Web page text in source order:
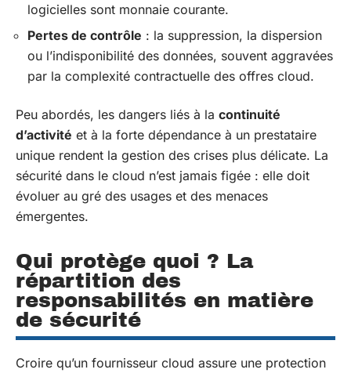
logicielles sont monnaie courante.
Pertes de contrôle : la suppression, la dispersion
ou l’indisponibilité des données, souvent aggravées
par la complexité contractuelle des offres cloud.
Peu abordés, les dangers liés à la continuité
d’activité et à la forte dépendance à un prestataire
unique rendent la gestion des crises plus délicate. La
sécurité dans le cloud n’est jamais figée : elle doit
évoluer au gré des usages et des menaces
émergentes.
Qui protège quoi ? La
répartition des
responsabilités en matière
de sécurité
Croire qu’un fournisseur cloud assure une protection